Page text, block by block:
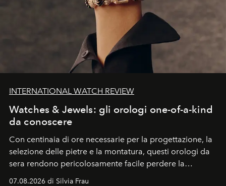
INTERNATIONAL WATCH REVIEW
Watches & Jewels: gli orologi one-of-a-kind
da conoscere
Con centinaia di ore necessarie per la progettazione, la
selezione delle pietre e la montatura, questi orologi da
sera rendono pericolosamente facile perdere la
07.08.2026 di Silvia Frau